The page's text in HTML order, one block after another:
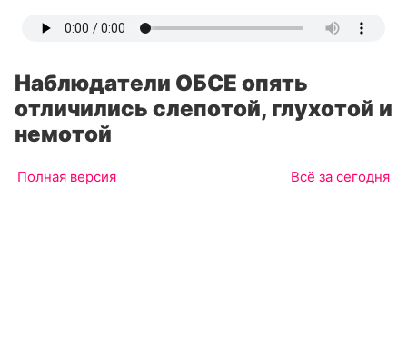
Наблюдатели ОБСЕ опять
отличились слепотой, глухотой и
немотой
Полная версия Всё за сегодня